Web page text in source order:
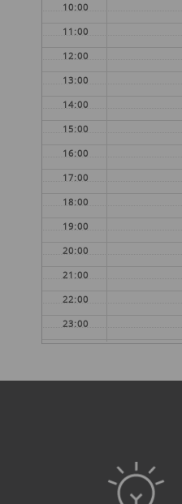
10:00
11:00
12:00
13:00
14:00
15:00
16:00
17:00
18:00
19:00
20:00
21:00
22:00
23:00